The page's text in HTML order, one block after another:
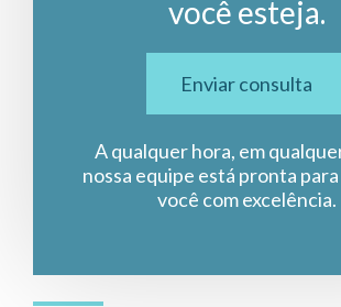
você esteja.
Enviar consulta
A qualquer hora, em
nossa equipe está pronta
você com excelência.